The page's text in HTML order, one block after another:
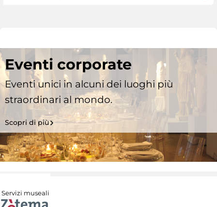
Eventi corporate
Eventi unici in alcuni dei luoghi più
straordinari al mondo.
Scopri di più
Servizi museali